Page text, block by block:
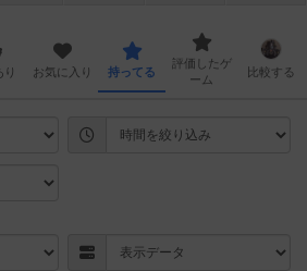
り お気に入り 持ってる
評価したゲ
ーム
比較する